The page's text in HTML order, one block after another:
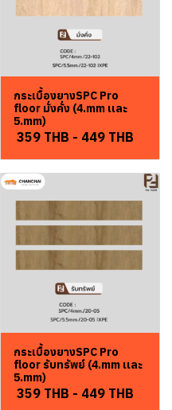
กระเบื้องยางSPC Pro
floor มั่งคั่ง (4.mm เเละ
5.mm)
359 THB - 449 THB
กระเบื้องยางSPC Pro
floor รับทรัพย์ (4.mm เเละ
5.mm)
359 THB - 449 THB